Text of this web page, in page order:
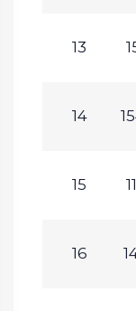
13
14
15
16